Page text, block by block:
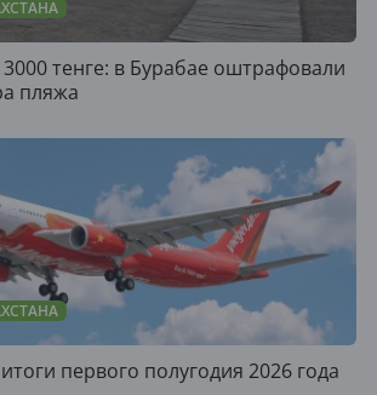
3000 тенге: в Бурабае оштрафовали
пляжа
первого полугодия 2026 года